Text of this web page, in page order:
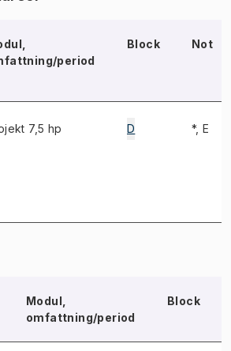
period
Block Not
7,5 hp D *, E
Modul,
omfattning/period
Block